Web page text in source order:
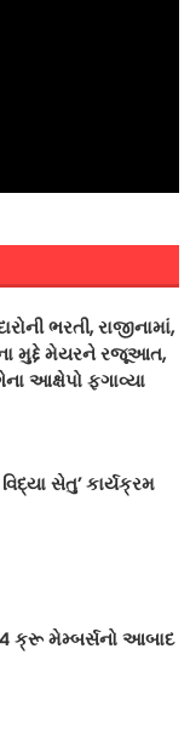
ભરતી, રાજીનામાં,
મુદ્દે મેયરને રજૂઆત,
આક્ષેપો ફગાવ્યા
સેતુ’ કાર્યક્રમ
ક્રૂ મેમ્બર્સનો આબાદ